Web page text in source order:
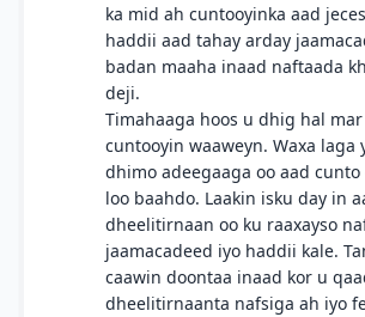
ka mid ah cuntooyinka aad
haddii aad tahay arday
badan maaha inaad naftaada
deji.
Timahaaga hoos u dhig hal
cuntooyin waaweyn. Waxa laga
dhimo adeegaaga oo aad
loo baahdo. Laakin isku day in
dheelitirnaan oo ku raaxayso
jaamacadeed iyo haddii kale.
caawin doontaa inaad kor u
dheelitirnaanta nafsiga ah iyo